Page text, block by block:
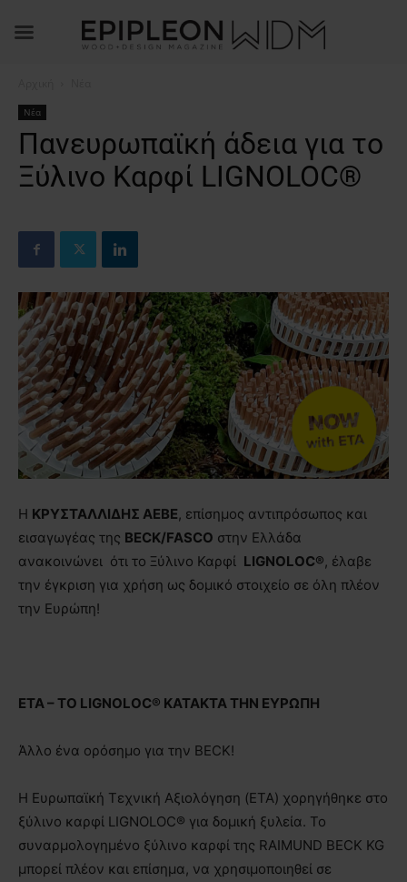
Νέα
Πανευρωπαϊκή άδεια για το
Ξύλινο Καρφί LIGNOLOC®
Η ΚΡΥΣΤΑΛΛΙΔΗΣ ΑΕΒΕ, επίσημος αντιπρόσωπος και
εισαγωγέας της BECK/FASCO στην Ελλάδα
ανακοινώνει ότι το Ξύλινο Καρφί LIGNOLOC®, έλαβε
την έγκριση για χρήση ως δομικό στοιχείο σε όλη πλέον
την Ευρώπη!
ETA – ΤΟ LIGNOLOC® ΚΑΤΑΚΤΑ ΤΗΝ ΕΥΡΩΠΗ
Άλλο ένα ορόσημο για την BECK!
Η Ευρωπαϊκή Τεχνική Αξιολόγηση (ETA) χορηγήθηκε στο
ξύλινο καρφί LIGNOLOC® για δομική ξυλεία. Το
συναρμολογημένο ξύλινο καρφί της RAIMUND BECK KG
μπορεί πλέον και επίσημα, να χρησιμοποιηθεί σε